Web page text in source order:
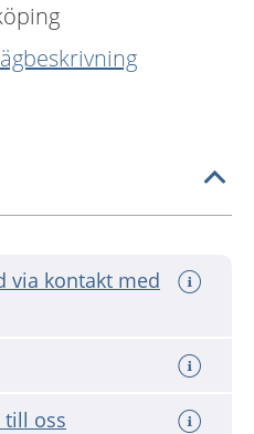
via kontakt med
till oss